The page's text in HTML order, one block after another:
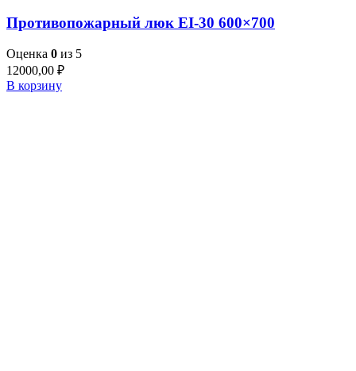
Противопожарный люк EI-30 600×700
Оценка 0 из 5
12000,00 ₽
В корзину